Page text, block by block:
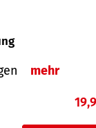
mehr